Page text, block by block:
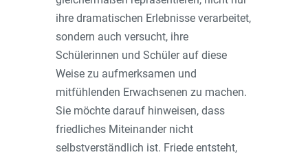
ihre dramatischen Erlebnisse verarbeitet,
sondern auch versucht, ihre
Schülerinnen und Schüler auf diese
Weise zu aufmerksamen und
mitfühlenden Erwachsenen zu machen.
Sie möchte darauf hinweisen, dass
friedliches Miteinander nicht
selbstverständlich ist. Friede entsteht,